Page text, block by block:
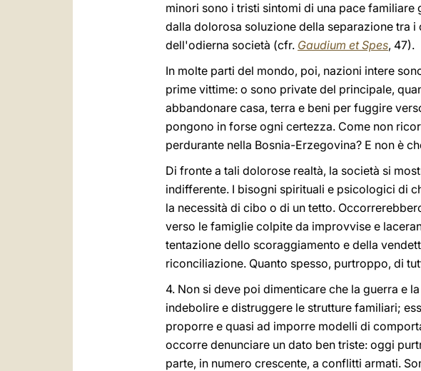
minori sono i tristi sintomi di una pace
dalla dolorosa soluzione della separazione tra
dell'odierna società (cfr. Gaudium et Spes, 47).
In molte parti del mondo, poi, nazioni intere
prime vittime: o sono private del principale,
abbandonare casa, terra e beni per fuggire
pongono in forse ogni certezza. Come non
perdurante nella Bosnia-Erzegovina? E non è
Di fronte a tali dolorose realtà, la società si
indifferente. I bisogni spirituali e psicologici di
la necessità di cibo o di un tetto.
verso le famiglie colpite da improvvise e
tentazione dello scoraggiamento e della
riconciliazione. Quanto spesso, purtroppo, di
4. Non si deve poi dimenticare che la guerra e
indebolire e distruggere le strutture familiari;
proporre e quasi ad imporre modelli di
occorre denunciare un dato ben triste: oggi
parte, in numero crescente, a conflitti armati.